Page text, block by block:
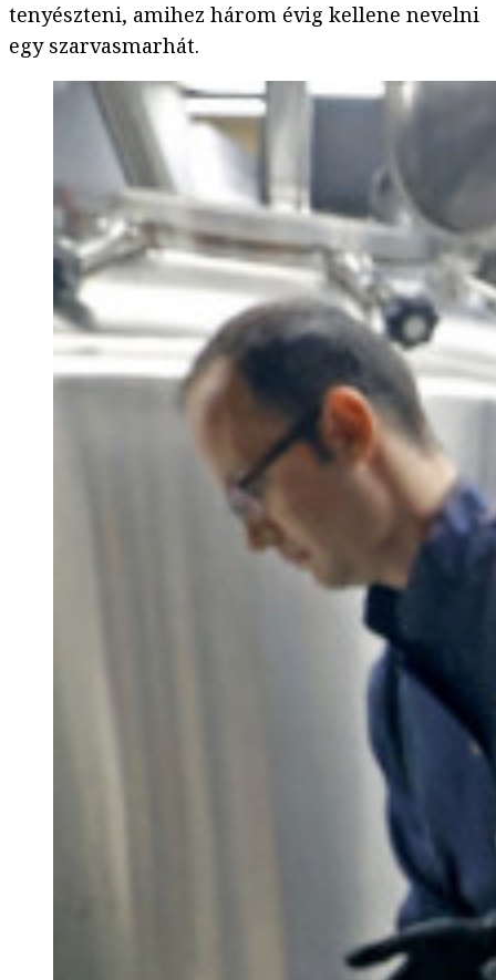
tenyészteni, amihez három évig kellene nevelni
egy szarvasmarhát.